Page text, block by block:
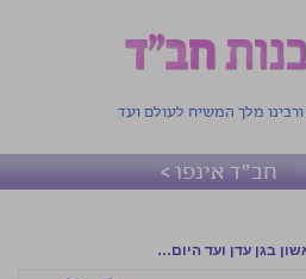
ורבינו מלך המשיח לעולם ועד
חב"ד אינפו >
בגן עדן ועד היום…